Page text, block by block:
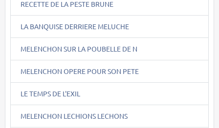
RECETTE DE LA PESTE BRUNE
LA BANQUISE DERRIERE MELUCHE
MELENCHON SUR LA POUBELLE DE N
MELENCHON OPERE POUR SON PETE
LE TEMPS DE L'EXIL
MELENCHON LECHIONS LECHONS